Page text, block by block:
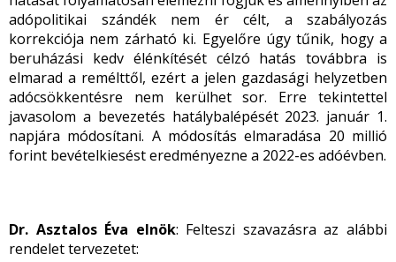
adópolitikai szándék nem ér célt, a szabályozás
korrekciója nem zárható ki. Egyelőre úgy tűnik, hogy a
beruházási kedv élénkítését célzó hatás továbbra is
elmarad a remélttől, ezért a jelen gazdasági helyzetben
adócsökkentésre nem kerülhet sor. Erre tekintettel
javasolom a bevezetés hatálybalépését 2023. január 1.
napjára módosítani. A módosítás elmaradása 20 millió
forint bevételkiesést eredményezne a 2022-es adóévben.
Dr. Asztalos Éva elnök: Felteszi szavazásra az alábbi
rendelet tervezetet: